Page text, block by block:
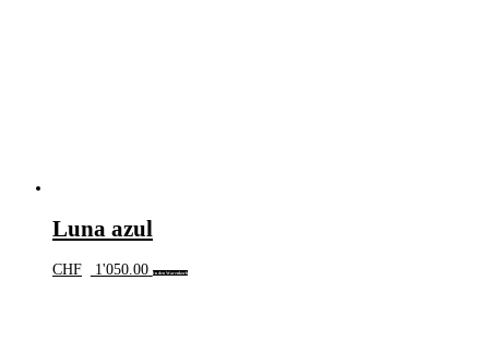
Luna azul
CHF 1'050.00 In den Warenkorb